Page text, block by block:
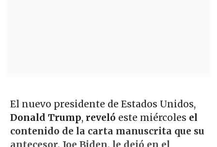
El nuevo presidente de Estados Unidos,
Donald Trump, reveló este miércoles el
contenido de la carta manuscrita que su
antecesor, Joe Biden, le dejó en el